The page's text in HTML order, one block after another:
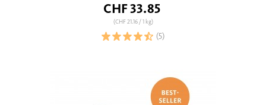
CHF 33.85
(CHF 21.16/ 1 kg)
(5)